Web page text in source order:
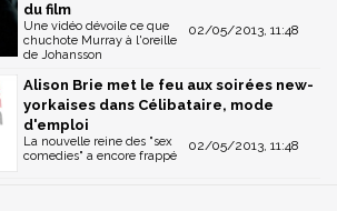
du film
02/05/2013, 11:48
Une vidéo dévoile ce que
chuchote Murray à l'oreille
de Johansson
Alison Brie met le feu aux soirées new-
yorkaises dans Célibataire, mode
d'emploi
02/05/2013, 11:48
La nouvelle reine des "sex
comedies" a encore frappé